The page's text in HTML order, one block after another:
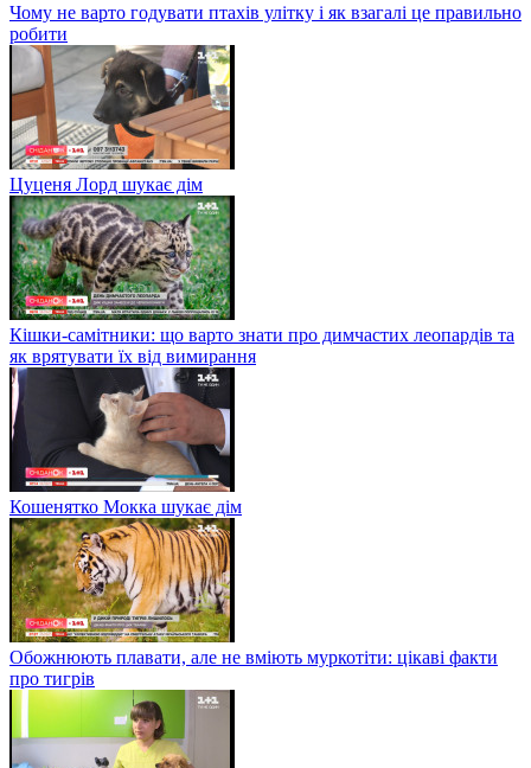
Чому не варто годувати птахів улітку і як взагалі це правильно
робити
Цуценя Лорд шукає дім
Кішки-самітники: що варто знати про димчастих леопардів та
як врятувати їх від вимирання
Кошенятко Мокка шукає дім
Обожнюють плавати, але не вміють муркотіти: цікаві факти
про тигрів